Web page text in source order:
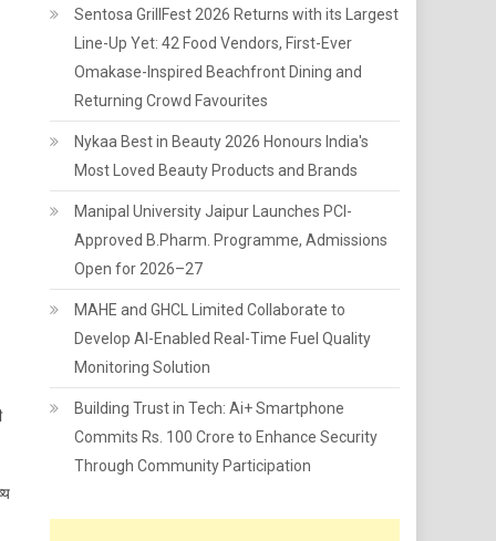
Sentosa GrillFest 2026 Returns with its Largest
Line-Up Yet: 42 Food Vendors, First-Ever
Omakase-Inspired Beachfront Dining and
Returning Crowd Favourites
Nykaa Best in Beauty 2026 Honours India's
Most Loved Beauty Products and Brands
Manipal University Jaipur Launches PCI-
Approved B.Pharm. Programme, Admissions
Open for 2026–27
MAHE and GHCL Limited Collaborate to
Develop AI-Enabled Real-Time Fuel Quality
Monitoring Solution
Building Trust in Tech: Ai+ Smartphone
Commits Rs. 100 Crore to Enhance Security
Through Community Participation